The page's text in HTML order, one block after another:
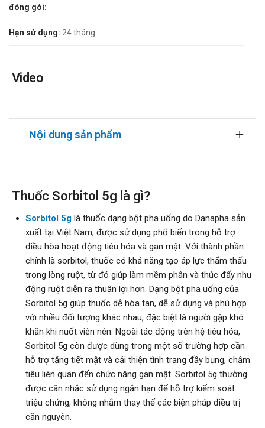
đóng gói:
Hạn sử dụng: 24 tháng
Video
Nội dung sản phẩm
Thuốc Sorbitol 5g là gì?
Sorbitol 5glà thuốc dạng bột pha uống do Danapha sản
xuất tại Việt Nam, được sử dụng phổ biến trong hỗ trợ
điều hòa hoạt động tiêu hóa và gan mật. Với thành phần
chính là sorbitol, thuốc có khả năng tạo áp lực thẩm thấu
trong lòng ruột, từ đó giúp làm mềm phân và thúc đẩy nhu
động ruột diễn ra thuận lợi hơn. Dạng bột pha uống của
Sorbitol 5g giúp thuốc dễ hòa tan, dễ sử dụng và phù hợp
với nhiều đối tượng khác nhau, đặc biệt là người gặp khó
khăn khi nuốt viên nén. Ngoài tác động trên hệ tiêu hóa,
Sorbitol 5g còn được dùng trong một số trường hợp cần
hỗ trợ tăng tiết mật và cải thiện tình trạng đầy bụng, chậm
tiêu liên quan đến chức năng gan mật. Sorbitol 5g thường
được cân nhắc sử dụng ngắn hạn để hỗ trợ kiểm soát
triệu chứng, không nhằm thay thế các biện pháp điều trị
căn nguyên.